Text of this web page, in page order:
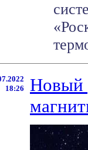
18:26
Новый